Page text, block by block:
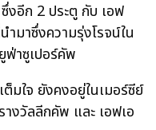
งอีก 2 ประตู กับ เอฟ
มาซึ่งความรุ่งโรจน์ใน
าซูเปอร์คัพ
มใจ ยังคงอยู่ในเมอร์ซีย์
งวัลลีกคัพ และ เอฟเอ